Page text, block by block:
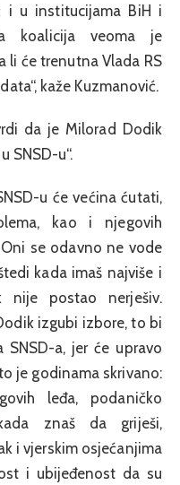
i u institucijama BiH i
koalicija veoma je
li će trenutna Vlada RS
kaže Kuzmanović.
da je Milorad Dodik
SNSD-u“.
u će većina ćutati,
kao i njegovih
se odavno ne vode
kada imaš najviše i
nije postao nerješiv.
izgubi izbore, to bi
a, jer će upravo
je godinama skrivano:
leđa, podaničko
znaš da griješi,
i vjerskim osjećanjima
i ubijeđenost da su